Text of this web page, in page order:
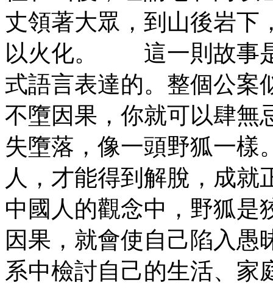
丈領著大眾，到山後岩下
以火化。 這一則故事是
式語言表達的。整個公案
不墮因果，你就可以肆無
失墮落，像一頭野狐一樣
人，才能得到解脫，成就
中國人的觀念中，野狐是
因果，就會使自己陷入愚
系中檢討自己的生活、家